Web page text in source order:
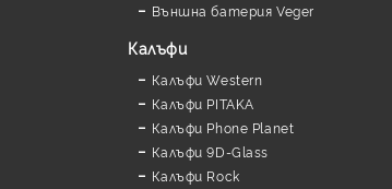
Външна батерия Veger
Калъфи
Калъфи Western
Калъфи PITAKA
Калъфи Phone Planet
Калъфи 9D-Glass
Калъфи Rock